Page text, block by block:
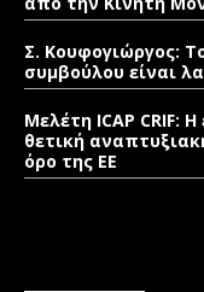
Σ. Κουφογιώργος:
συμβούλου είναι
Μελέτη ICAP CRIF:
θετική
όρο της ΕΕ